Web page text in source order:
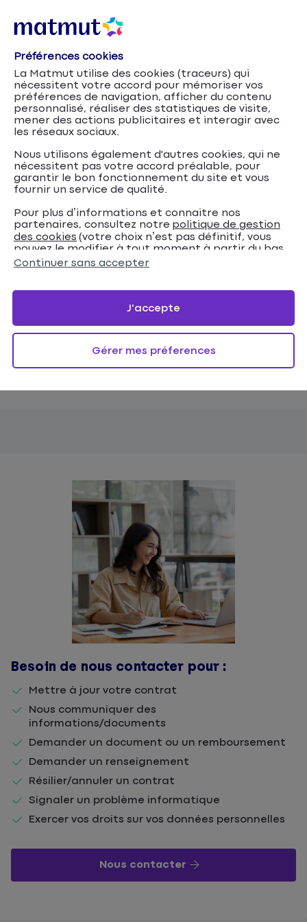
Réclamations/
Insatisfaction
Aujourd'hui, quelque chose vous a déplu et nous le
regrettons. Vous souhaitez nous en faire part ?
Nous vous en remercions, votre retour contribuera à
Quel est votre besoin ?
Pour mieux vous satisfaire, nous vous
Besoin de nous contacter pour :
Mettre à jour votre contrat
Nous communiquer des
informations/documents
Demander un document ou un remboursement
Demander un renseignement
Résilier/annuler un contrat
Signaler un problème informatique
Exercer vos droits sur vos données personnelles
Nous contacter
Préférences cookies
La Matmut utilise des cookies (traceurs) qui
nécessitent votre accord pour mémoriser vos
préférences de navigation, afficher du contenu
personnalisé, réaliser des statistiques de visite,
mener des actions publicitaires et interagir avec
les réseaux sociaux.
Nous utilisons également d'autres cookies, qui ne
nécessitent pas votre accord préalable, pour
garantir le bon fonctionnement du site et vous
fournir un service de qualité.
Pour plus d’informations et connaitre nos
partenaires, consultez notre politique de gestion
des cookies (votre choix n’est pas définitif, vous
pouvez le modifier à tout moment à partir du bas
de page de notre site).
Continuer sans accepter
Gérer mes préferences
J'accepte